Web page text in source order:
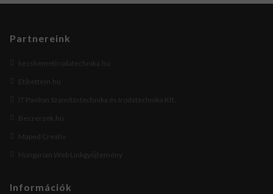
Partnereink
kecskemetirodatechnika.hu
Etikettem.hu
IT Pavilon Számítástechnika és Irodatechnika Kft.
Beszerzek.hu
Maped Creativ
Hungarian Web Linkgyűjtemény
Információk